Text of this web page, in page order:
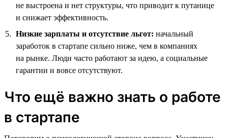
не выстроена и нет структуры, что приводит к путанице
и снижает эффективность.
Низкие зарплаты и отсутствие льгот: начальный
заработок в стартапе сильно ниже, чем в компаниях
на рынке. Люди часто работают за идею, а социальные
гарантии и вовсе отсутствуют.
Что ещё важно знать о работе
в стартапе